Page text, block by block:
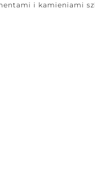
i kamieniami